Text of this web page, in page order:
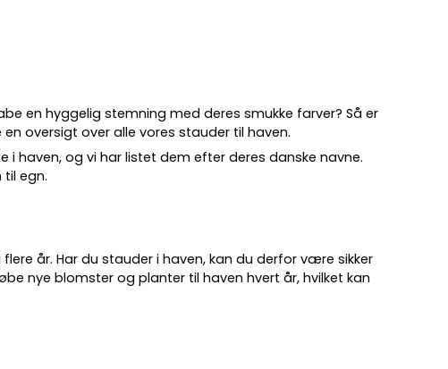
en hyggelig stemning med deres smukke farver? Så er
oversigt over alle vores stauder til haven.
i haven, og vi har listet dem efter deres danske navne.
egn.
år. Har du stauder i haven, kan du derfor være sikker
nye blomster og planter til haven hvert år, hvilket kan